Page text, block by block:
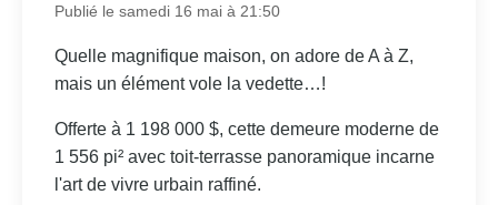
Publié le samedi 16 mai à 21:50
Quelle magnifique maison, on adore de A à Z,
mais un élément vole la vedette…!
Offerte à 1 198 000 $, cette demeure moderne de
1 556 pi² avec toit-terrasse panoramique incarne
l'art de vivre urbain raffiné.